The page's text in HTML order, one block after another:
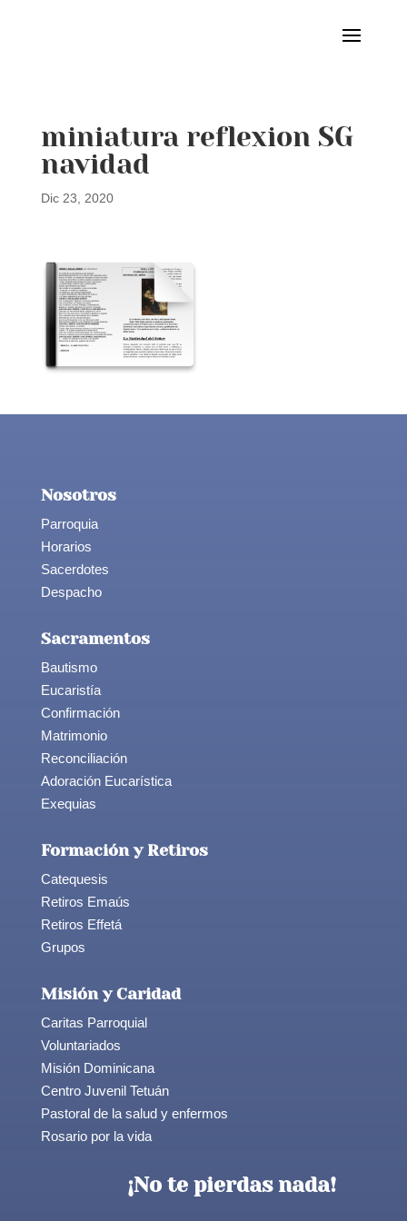
miniatura reflexion SG
navidad
Dic 23, 2020
Nosotros
Parroquia
Horarios
Sacerdotes
Despacho
Sacramentos
Bautismo
Eucaristía
Confirmación
Matrimonio
Reconciliación
Adoración Eucarística
Exequias
Formación y Retiros
Catequesis
Retiros Emaús
Retiros Effetá
Grupos
Misión y Caridad
Caritas Parroquial
Voluntariados
Misión Dominicana
Centro Juvenil Tetuán
Pastoral de la salud y enfermos
Rosario por la vida
¡No te pierdas nada!